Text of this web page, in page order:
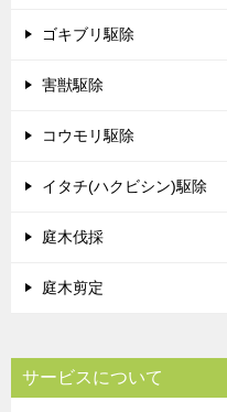
ゴキブリ駆除
害獣駆除
コウモリ駆除
イタチ(ハクビシン)駆除
庭木伐採
庭木剪定
サービスについて